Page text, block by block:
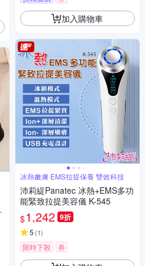
加入購物車
冰熱嫩膚 EMS拉提保養 雙效科技
沛莉緹Panatec 冰熱+EMS多功
能緊致拉提美容儀 K-545
$1,242 9折
5 (1)
限時下殺 券